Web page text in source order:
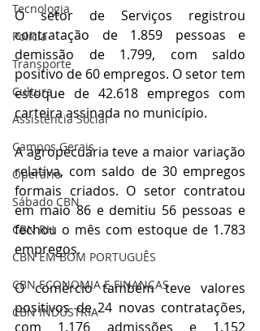
Tecnologia
Polícia
Transporte
Cultura
Assistência Social
Campos Gerais
Operário
Sábado CBN
CBN RH
CBN EM BOM PORTUGUÊS
CBN ECONOMIA E FINANÇAS
CBN INDÚSTRIA
O setor de Serviços registrou
contratação de 1.859 pessoas e
demissão de 1.799, com saldo
positivo de 60 empregos. O setor tem
estoque de 42.618 empregos com
carteira assinada no município.
A agropecuária teve a maior variação
relativa, com saldo de 30 empregos
formais criados. O setor contratou
em maio 86 e demitiu 56 pessoas e
fechou o mês com estoque de 1.783
empregos.
O comércio também teve valores
positivos de 24 novas contratações,
com 1.176 admissões e 1.152